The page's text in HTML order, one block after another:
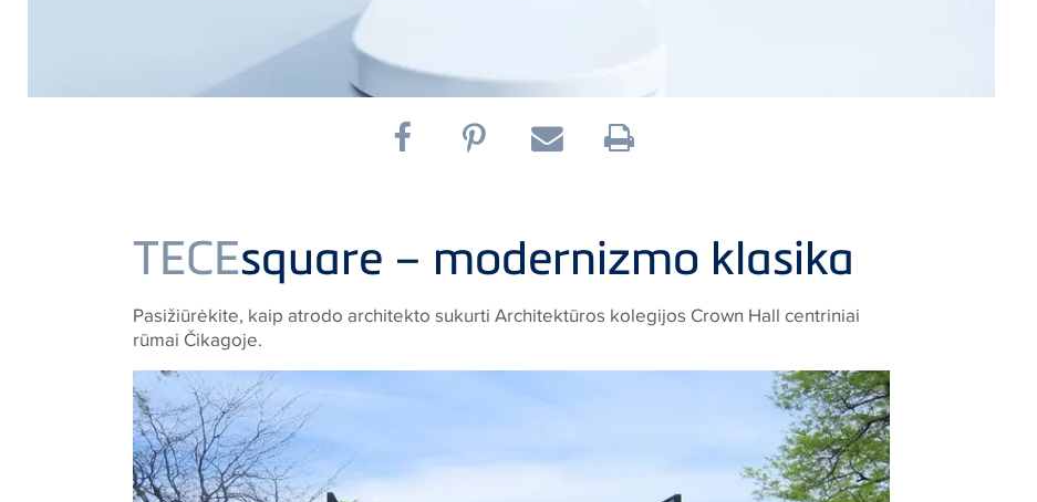
TECEsquare – modernizmo klasika
Pasižiūrėkite, kaip atrodo architekto sukurti Architektūros kolegijos Crown Hall centriniai
rūmai Čikagoje.